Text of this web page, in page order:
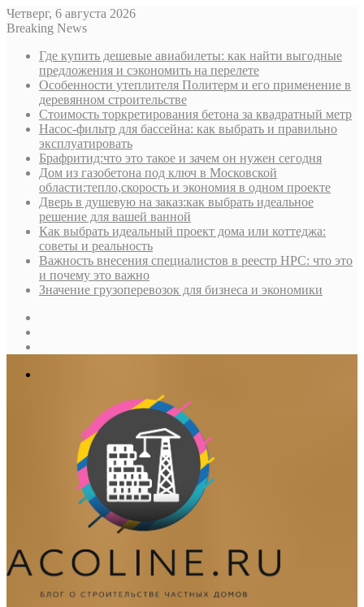
Четверг, 6 августа 2026
Breaking News
Где купить дешевые авиабилеты: как найти выгодные
предложения и сэкономить на перелете
Особенности утеплителя Политерм и его применение в
деревянном строительстве
Стоимость торкретирования бетона за квадратный метр
Насос-фильтр для бассейна: как выбрать и правильно
эксплуатировать
Брафритид:что это такое и зачем он нужен сегодня
Дом из газобетона под ключ в Московской
области:тепло,скорость и экономия в одном проекте
Дверь в душевую на заказ:как выбрать идеальное
решение для вашей ванной
Как выбрать идеальный проект дома или коттеджа:
советы и реальность
Важность внесения специалистов в реестр НРС: что это
и почему это важно
Значение грузоперевозок для бизнеса и экономики